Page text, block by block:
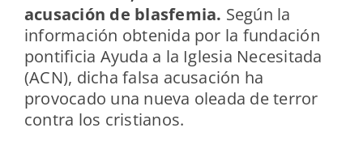
acusación de blasfemia. Según la
información obtenida por la fundación
pontificia Ayuda a la Iglesia Necesitada
(ACN), dicha falsa acusación ha
provocado una nueva oleada de terror
contra los cristianos.